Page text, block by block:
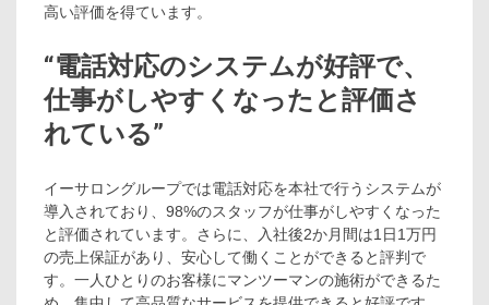
高い評価を得ています。
“電話対応のシステムが好評で、
仕事がしやすくなったと評価さ
れている”
イーサロングループでは電話対応を本社で行うシステムが
導入されており、98%のスタッフが仕事がしやすくなった
と評価されています。さらに、入社後2か月間は1日1万円
の売上保証があり、安心して働くことができると評判で
す。一人ひとりのお客様にマンツーマンの施術ができるた